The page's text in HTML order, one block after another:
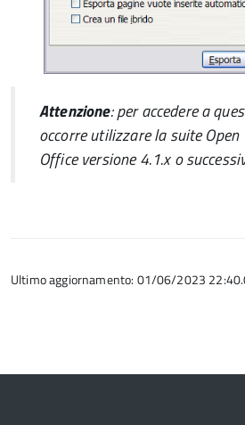
Attenzione: per accedere a
occorre utilizzare la suiteOpen
Officeversione 4.1.x o
Ultimo aggiornamento: 01/06/2023